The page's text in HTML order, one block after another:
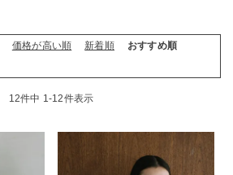
価格が高い順 新着順
おすすめ順
12件中 1 -12件表示